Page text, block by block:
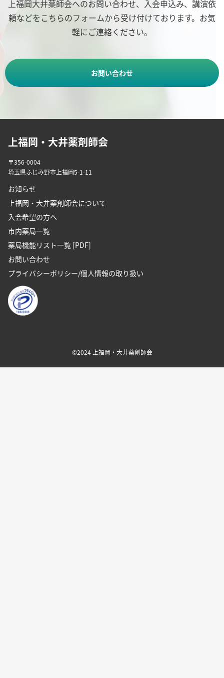
上福岡大井薬師会へのお問い合わせ、入会申込み、講演依
頼などをこちらのフォームから受け付けております。お気
軽にご連絡ください。
お問い合わせ
上福岡・大井薬剤師会
〒356-0004
埼玉県ふじみ野市上福岡5-1-11
お知らせ
上福岡・大井薬剤師会について
入会希望の方へ
市内薬局一覧
薬局機能リスト一覧 [PDF]
お問い合わせ
プライバシーポリシー/個人情報の取り扱い
©2024 上福岡・大井薬剤師会